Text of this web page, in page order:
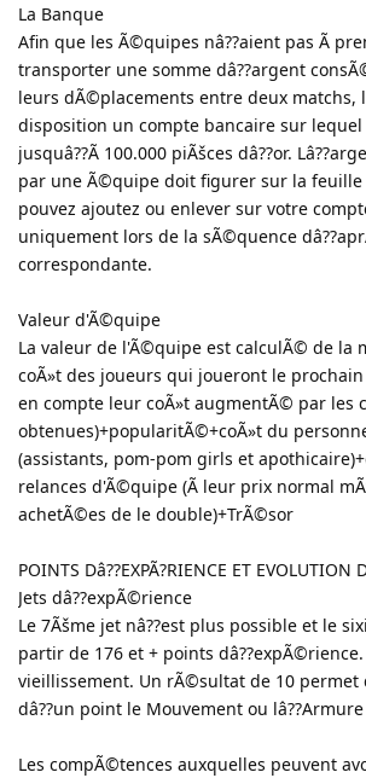
La Banque
Afin que les Ã©quipes nâ??aient pas Ã
transporter une somme dâ??argent
leurs dÃ©placements entre deux matchs,
disposition un compte bancaire sur
jusquâ??Ã 100.000 piÃšces dâ??or.
par une Ã©quipe doit figurer sur la feuille
pouvez ajoutez ou enlever sur votre
uniquement lors de la sÃ©quence
correspondante.
Valeur d'Ã©quipe
La valeur de l'Ã©quipe est calculÃ© de la
coÃ»t des joueurs qui joueront le
en compte leur coÃ»t augmentÃ© par les
obtenues)+popularitÃ©+coÃ»t du
(assistants, pom-pom girls et
relances d'Ã©quipe (Ã leur prix normal
achetÃ©es de le double)+TrÃ©sor
POINTS Dâ??EXPÃ?RIENCE ET EVOLUTION
Jets dâ??expÃ©rience
Le 7Ãšme jet nâ??est plus possible et le
partir de 176 et + points
vieillissement. Un rÃ©sultat de 10 permet
dâ??un point le Mouvement ou
Les compÃ©tences auxquelles peuvent